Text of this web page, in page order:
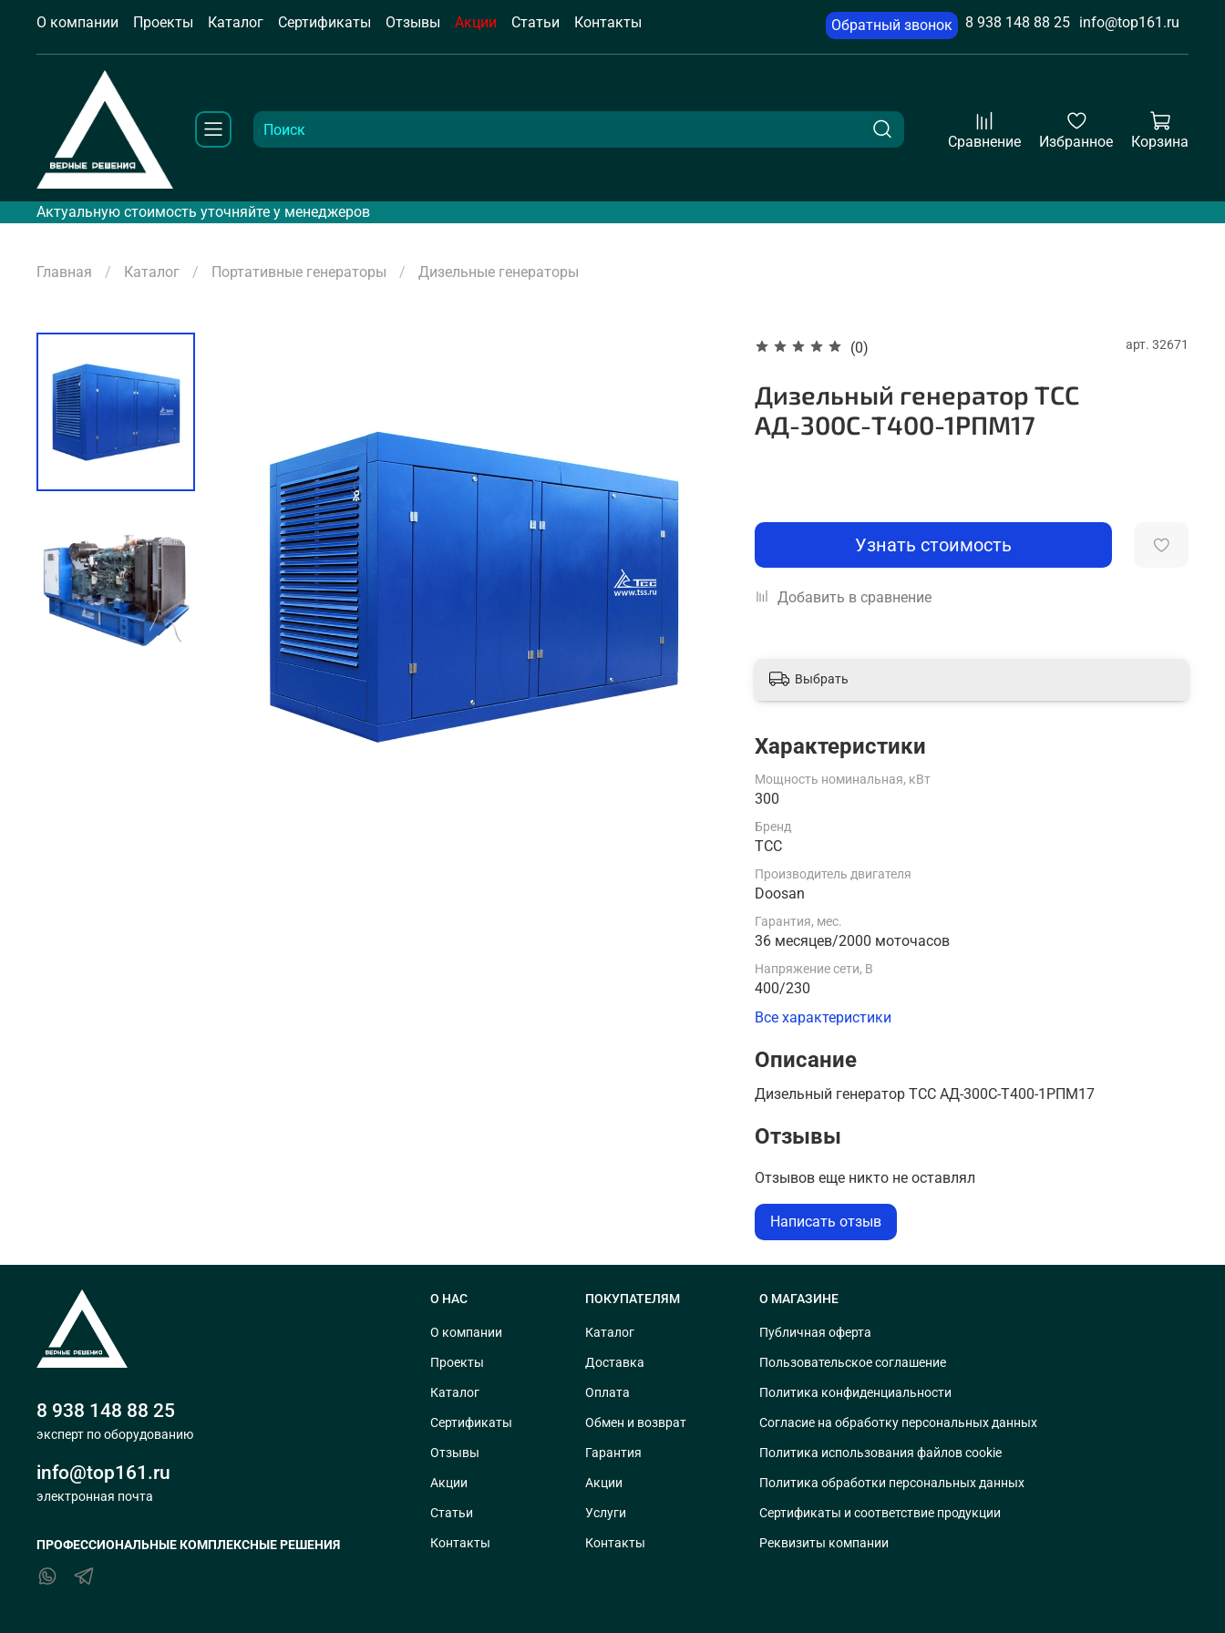
О компании Проекты Каталог Сертификаты Отзывы Акции Статьи Контакты Обратный звонок 8 938 148 88 25 info@top161.ru
Сравнение Избранное Корзина
Актуальную стоимость уточняйте у менеджеров
Главная Каталог Портативные генераторы Дизельные генераторы
(0) арт. 32671
Дизельный генератор ТСС
АД-300С-Т400-1РПМ17
Узнать стоимость
Добавить в сравнение
Выбрать
Характеристики
Мощность номинальная, кВт
300
Бренд
ТСС
Производитель двигателя
Doosan
Гарантия, мес.
36 месяцев/2000 моточасов
Напряжение сети, В
400/230
Все характеристики
Описание
Дизельный генератор ТСС АД-300С-Т400-1РПМ17
Отзывы
Отзывов еще никто не оставлял
Написать отзыв
О НАС
О компании
Проекты
Каталог
Сертификаты
Отзывы
Акции
Статьи
Контакты
ПОКУПАТЕЛЯМ
Каталог
Доставка
Оплата
Обмен и возврат
Гарантия
Акции
Услуги
Контакты
О МАГАЗИНЕ
Публичная оферта
Пользовательское соглашение
Политика конфиденциальности
Согласие на обработку персональных данных
Политика использования файлов cookie
Политика обработки персональных данных
Сертификаты и соответствие продукции
Реквизиты компании
8 938 148 88 25
эксперт по оборудованию
info@top161.ru
электронная почта
ПРОФЕССИОНАЛЬНЫЕ КОМПЛЕКСНЫЕ РЕШЕНИЯ